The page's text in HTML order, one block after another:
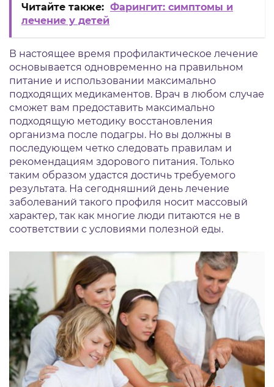
Читайте также: Фарингит: симптомы и
лечение у детей
В настоящее время профилактическое лечение
основывается одновременно на правильном
питание и использовании максимально
подходящих медикаментов. Врач в любом случае
сможет вам предоставить максимально
подходящую методику восстановления
организма после подагры. Но вы должны в
последующем четко следовать правилам и
рекомендациям здорового питания. Только
таким образом удастся достичь требуемого
результата. На сегодняшний день лечение
заболеваний такого профиля носит массовый
характер, так как многие люди питаются не в
соответствии с условиями полезной еды.